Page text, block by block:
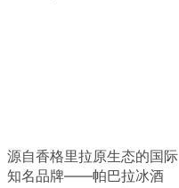
源自香格里拉原生态的国际
知名品牌——帕巴拉冰酒